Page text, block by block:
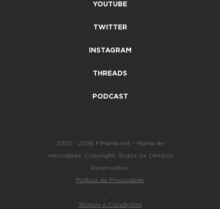
YOUTUBE
TWITTER
INSTAGRAM
THREADS
PODCAST
2002 - 2026 F1Mania.net - Mania de
Velocidade. Copyright. Todos os Direitos
Reservados.
Política de Privacidade
-
Termos e Condições